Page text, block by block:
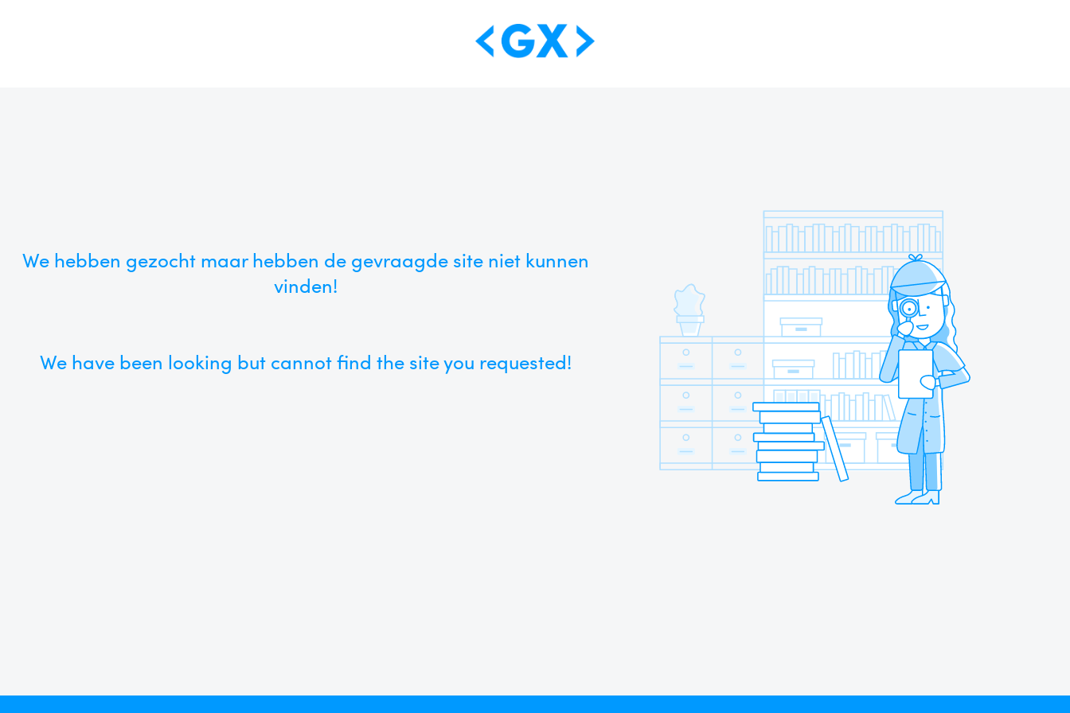
We hebben gezocht maar hebben de gevraagde site niet kunnen
vinden!
We have been looking but cannot find the site you requested!